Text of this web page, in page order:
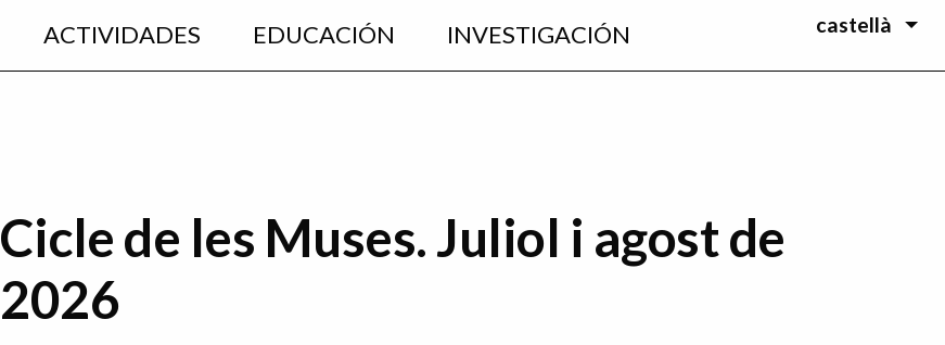
ACTIVIDADES EDUCACIÓN INVESTIGACIÓN castellà
Cicle de les Muses. Juliol i agost de
2026